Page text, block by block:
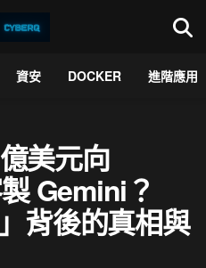
資安 DOCKER 進階應用
美元向
Gemini？
背後的真相與